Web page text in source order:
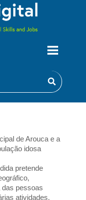
de Arouca e a
idosa
pretende
pessoas
atividades.